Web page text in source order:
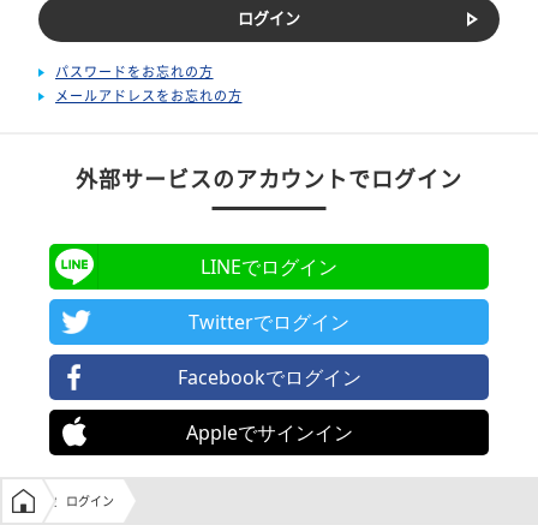
パスワードをお忘れの方
メールアドレスをお忘れの方
外部サービスのアカウントでログイン
LINEでログイン
Twitterでログイン
Facebookでログイン
Appleでサインイン
学生の窓口トップ
ログイン